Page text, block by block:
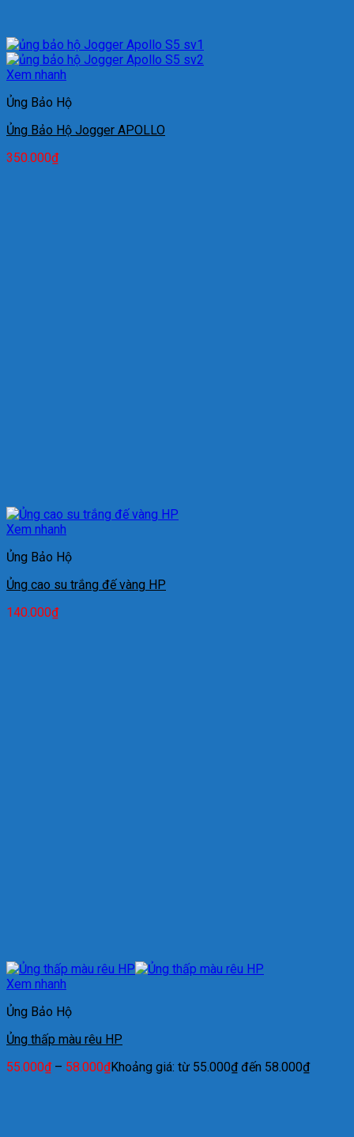
Xem nhanh
Ủng Bảo Hộ
Ủng Bảo Hộ Jogger APOLLO
350.000₫
Xem nhanh
Ủng Bảo Hộ
Ủng cao su trắng đế vàng HP
140.000₫
Xem nhanh
Ủng Bảo Hộ
Ủng thấp màu rêu HP
55.000₫ – 58.000₫Khoảng giá: từ 55.000₫ đến 58.000₫